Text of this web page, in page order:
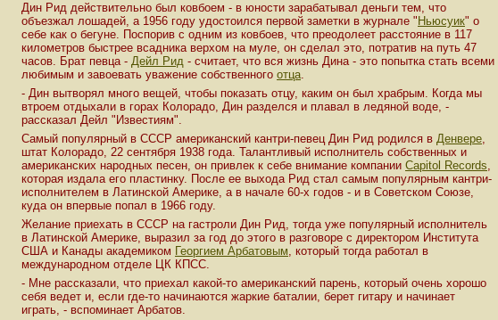
Дин Рид действительно был ковбоем - в юности зарабатывал деньги тем, что
объезжал лошадей, а 1956 году удостоился первой заметки в журнале " Ньюсуик" о
себе как о бегуне. Поспорив с одним из ковбоев, что преодолеет расстояние в 117
километров быстрее всадника верхом на муле, он сделал это, потратив на путь 47
часов. Брат певца - Дейл Рид - считает, что вся жизнь Дина - это попытка стать всеми
любимым и завоевать уважение собственного отца.
- Дин вытворял много вещей, чтобы показать отцу, каким он был храбрым. Когда мы
втроем отдыхали в горах Колорадо, Дин разделся и плавал в ледяной воде, -
рассказал Дейл "Известиям".
Самый популярный в СССР американский кантри-певец Дин Рид родился в Денвере,
штат Колорадо, 22 сентября 1938 года. Талантливый исполнитель собственных и
американских народных песен, он привлек к себе внимание компании Capitol Records,
которая издала его пластинку. После ее выхода Рид стал самым популярным кантри-
исполнителем в Латинской Америке, а в начале 60-х годов - и в Советском Союзе,
куда он впервые попал в 1966 году.
Желание приехать в СССР на гастроли Дин Рид, тогда уже популярный исполнитель
в Латинской Америке, выразил за год до этого в разговоре с директором Института
США и Канады академиком Георгием Арбатовым, который тогда работал в
международном отделе ЦК КПСС.
- Мне рассказали, что приехал какой-то американский парень, который очень хорошо
себя ведет и, если где-то начинаются жаркие баталии, берет гитару и начинает
играть, - вспоминает Арбатов.